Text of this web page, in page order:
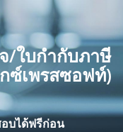
/ใบกำกับภาษี
ซ์เพรสซอฟท์)
บได้ฟรีก่อน